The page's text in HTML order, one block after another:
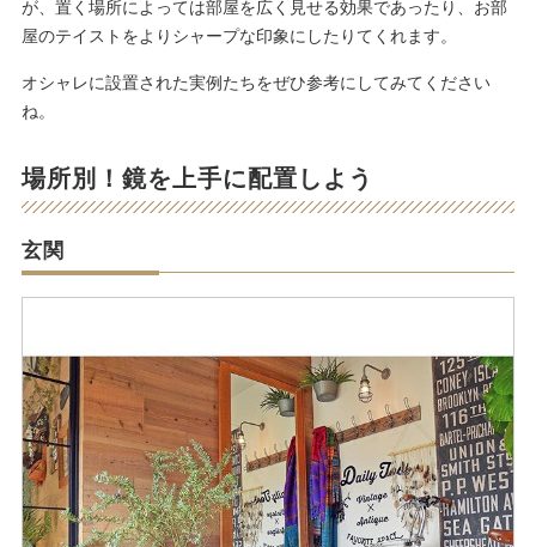
が、置く場所によっては部屋を広く見せる効果であったり、お部
屋のテイストをよりシャープな印象にしたりてくれます。
オシャレに設置された実例たちをぜひ参考にしてみてください
ね。
場所別！鏡を上手に配置しよう
玄関